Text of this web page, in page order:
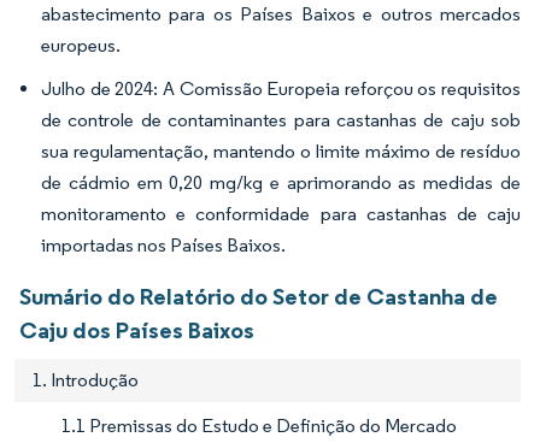
abastecimento para os Países Baixos e outros mercados
europeus.
Julho de 2024: A Comissão Europeia reforçou os requisitos
de controle de contaminantes para castanhas de caju sob
sua regulamentação, mantendo o limite máximo de resíduo
de cádmio em 0,20 mg/kg e aprimorando as medidas de
monitoramento e conformidade para castanhas de caju
importadas nos Países Baixos.
Sumário do Relatório do Setor de Castanha de
Caju dos Países Baixos
1. Introdução
1.1 Premissas do Estudo e Definição do Mercado